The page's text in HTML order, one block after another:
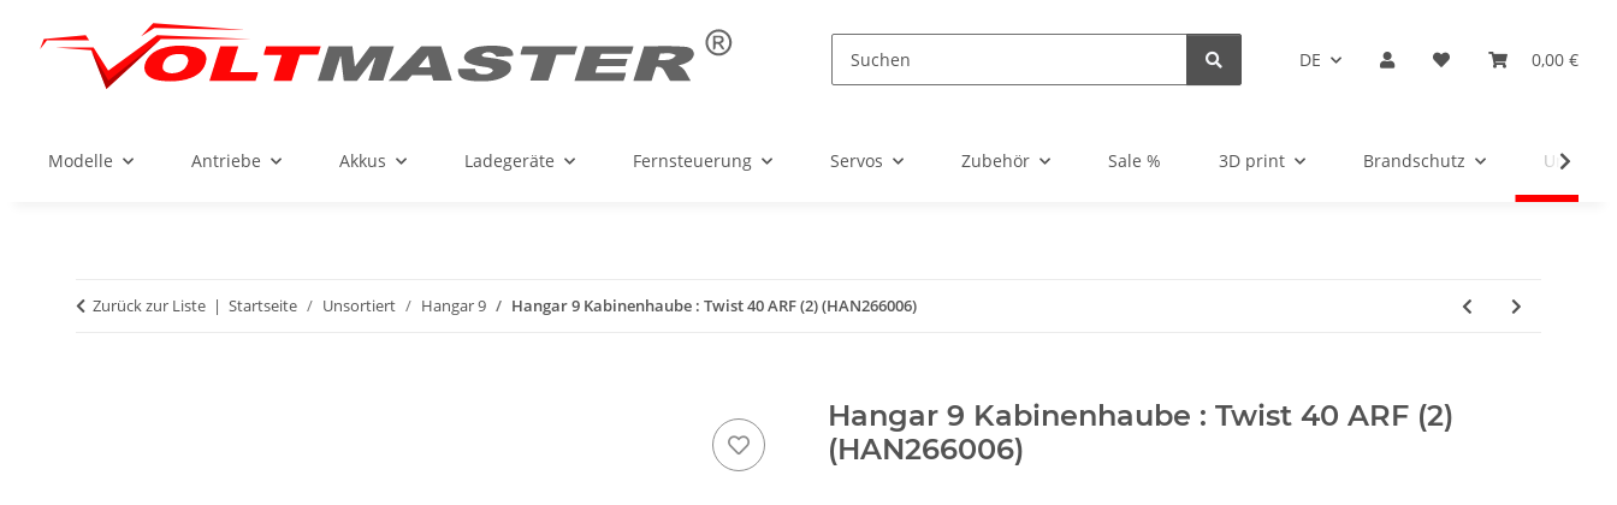
DE 0,00 €
Modelle Antriebe Akkus Ladegeräte Fernsteuerung Servos Zubehör Sale % 3D print Brandschutz
Zurück zur Liste Startseite Unsortiert Hangar 9 Hangar 9 Kabinenhaube : Twist 40 ARF (2) (HAN266006)
Hangar 9 Kabinenhaube : Twist 40 ARF (2)
(HAN266006)